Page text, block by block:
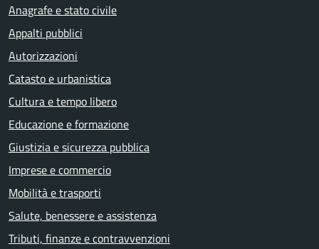
Anagrafe e stato civile
Appalti pubblici
Autorizzazioni
Catasto e urbanistica
Cultura e tempo libero
Educazione e formazione
Giustizia e sicurezza pubblica
Imprese e commercio
Mobilità e trasporti
Salute, benessere e assistenza
Tributi, finanze e contravvenzioni